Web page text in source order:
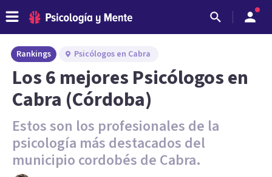
Rankings Psicólogos en Cabra
Los 6 mejores Psicólogos en
Cabra (Córdoba)
Estos son los profesionales de la
psicología más destacados del
municipio cordobés de Cabra.